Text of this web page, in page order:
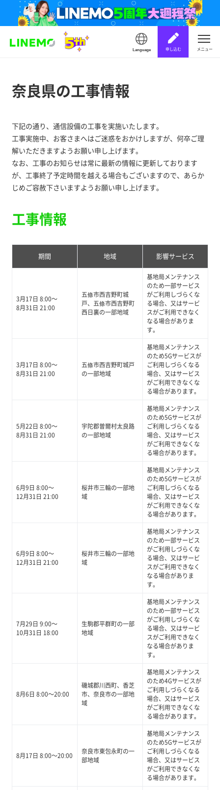
Language 申し込む メニュー
奈良県の工事情報
下記の通り、通信設備の工事を実施いたします。
工事実施中、お客さまへはご迷惑をおかけしますが、何卒ご理
解いただきますようお願い申し上げます。
なお、工事のお知らせは常に最新の情報に更新しております
が、工事終了予定時間を越える場合もございますので、あらか
じめご容赦下さいますようお願い申し上げます。
工事情報
期間 地域 影響サービス
3月17日 8:00～
8月31日 21:00
五條市西吉野町城
戸、五條市西吉野町
西日裏の一部地域
基地局メンテナンス
のため一部サービス
がご利用しづらくな
る場合、又はサービ
スがご利用できなく
なる場合がありま
す。
3月17日 8:00～
8月31日 21:00
五條市西吉野町城戸
の一部地域
基地局メンテナンス
のため5Gサービスが
ご利用しづらくなる
場合、又はサービス
がご利用できなくな
る場合があります。
5月22日 8:00～
8月31日 21:00
宇陀郡曽爾村太良路
の一部地域
基地局メンテナンス
のため5Gサービスが
ご利用しづらくなる
場合、又はサービス
がご利用できなくな
る場合があります。
6月9日 8:00～
12月31日 21:00
桜井市三輪の一部地
域
基地局メンテナンス
のため5Gサービスが
ご利用しづらくなる
場合、又はサービス
がご利用できなくな
る場合があります。
6月9日 8:00～
12月31日 21:00
桜井市三輪の一部地
域
基地局メンテナンス
のため一部サービス
がご利用しづらくな
る場合、又はサービ
スがご利用できなく
なる場合がありま
す。
7月29日 9:00～
10月31日 18:00
生駒郡平群町の一部
地域
基地局メンテナンス
のため一部サービス
がご利用しづらくな
る場合、又はサービ
スがご利用できなく
なる場合がありま
す。
8月6日 8:00～20:00
磯城郡川西町、香芝
市、奈良市の一部地
域
基地局メンテナンス
のため4Gサービスが
ご利用しづらくなる
場合、又はサービス
がご利用できなくな
る場合があります。
8月17日 8:00～20:00
奈良市東包永町の一
部地域
基地局メンテナンス
のため5Gサービスが
ご利用しづらくなる
場合、又はサービス
がご利用できなくな
る場合があります。